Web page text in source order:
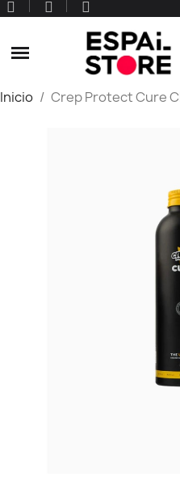
Inicio Crep Protect Cure